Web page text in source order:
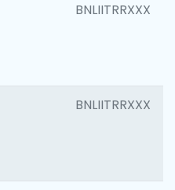
BNLIITRRXXX
BNLIITRRXXX